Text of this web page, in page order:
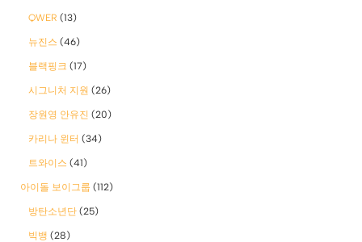
QWER (13)
뉴진스 (46)
블랙핑크 (17)
시그니처 지원 (26)
장원영 안유진 (20)
카리나 윈터 (34)
트와이스 (41)
아이돌 보이그룹 (112)
방탄소년단 (25)
빅뱅 (28)